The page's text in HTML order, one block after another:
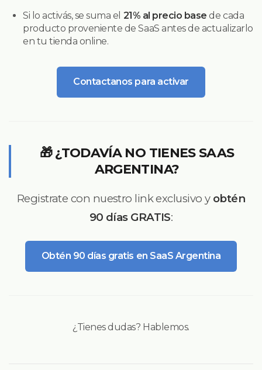
Si lo activás, se suma el 21% al precio base de cada
producto proveniente de SaaS antes de actualizarlo
en tu tienda online.
Contactanos para activar
🎁 ¿TODAVÍA NO TIENES SAAS
ARGENTINA?
Registrate con nuestro link exclusivo y obtén
90 días GRATIS:
Obtén 90 días gratis en SaaS Argentina
¿Tienes dudas? Hablemos.